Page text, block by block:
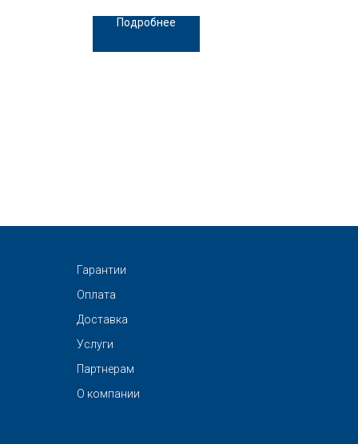
Подробнее
Гарантии
Оплата
Доставка
Услуги
Партнерам
О компании